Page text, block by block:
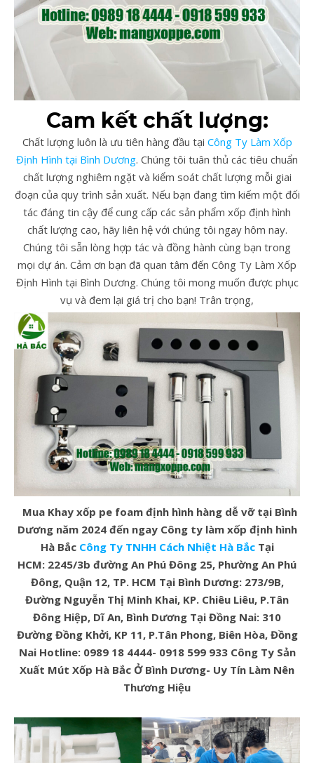
Cam kết chất lượng:
Chất lượng luôn là ưu tiên hàng đầu tại Công Ty Làm Xốp
Định Hình tại Bình Dương. Chúng tôi tuân thủ các tiêu chuẩn
chất lượng nghiêm ngặt và kiểm soát chất lượng mỗi giai
đoạn của quy trình sản xuất. Nếu bạn đang tìm kiếm một đối
tác đáng tin cậy để cung cấp các sản phẩm xốp định hình
chất lượng cao, hãy liên hệ với chúng tôi ngay hôm nay.
Chúng tôi sẵn lòng hợp tác và đồng hành cùng bạn trong
mọi dự án. Cảm ơn bạn đã quan tâm đến Công Ty Làm Xốp
Định Hình tại Bình Dương. Chúng tôi mong muốn được phục
vụ và đem lại giá trị cho bạn! Trân trọng,
Mua Khay xốp pe foam định hình hàng dễ vỡ tại Bình
Dương năm 2024 đến ngay Công ty làm xốp định hình
Hà Bắc Công Ty TNHH Cách Nhiệt Hà Bắc Tại
HCM: 2245/3b đường An Phú Đông 25, Phường An Phú
Đông, Quận 12, TP. HCM Tại Bình Dương: 273/9B,
Đường Nguyễn Thị Minh Khai, KP. Chiêu Liêu, P.Tân
Đông Hiệp, Dĩ An, Bình Dương Tại Đồng Nai: 310
Đường Đồng Khởi, KP 11, P.Tân Phong, Biên Hòa, Đồng
Nai Hotline: 0989 18 4444- 0918 599 933 Công Ty Sản
Xuất Mút Xốp Hà Bắc Ở Bình Dương- Uy Tín Làm Nên
Thương Hiệu